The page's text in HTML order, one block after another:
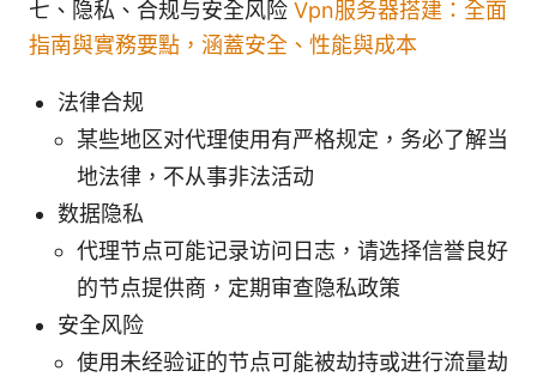
七、隐私、合规与安全风险 Vpn服务器搭建：全面
指南與實務要點，涵蓋安全、性能與成本
法律合规
某些地区对代理使用有严格规定，务必了解当
地法律，不从事非法活动
数据隐私
代理节点可能记录访问日志，请选择信誉良好
的节点提供商，定期审查隐私政策
安全风险
使用未经验证的节点可能被劫持或进行流量劫